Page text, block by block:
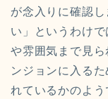
が念入りに確認
い」というわけ
や雰囲気まで見
ンジョンに入る
れているかのよう